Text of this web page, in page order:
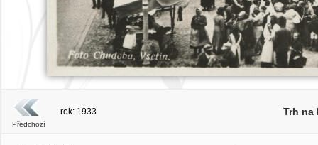
Předchozí
rok: 1933 Trh na